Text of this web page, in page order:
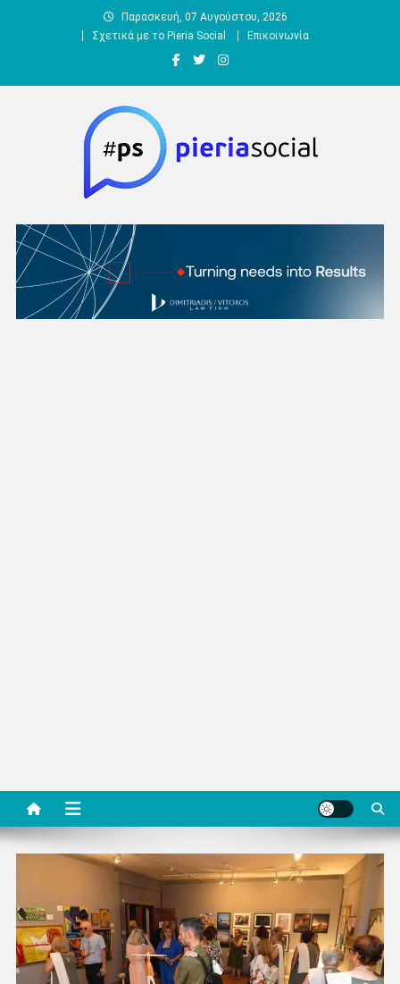
Παρασκευή, 07 Αυγούστου, 2026
Σχετικά με το Pieria Social
Επικοινωνία
Pieria Social